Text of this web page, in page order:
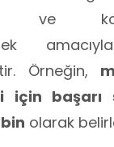
ve
Örneğin,
için başarı
olarak